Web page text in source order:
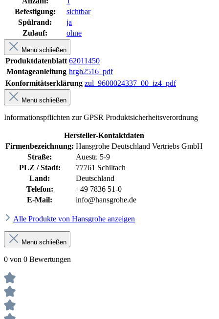
Befestigung:
sichtbar
Spülrand:
ja
Zulauf:
ohne
Menü schließen
Produktdatenblatt 62011450
Montageanleitung hrgh2516_pdf
Konformitätserklärung zul_9600024337_00_iz4_pdf
Menü schließen
Informationspflichten zur GPSR Produktsicherheitsverordnung
Hersteller-Kontaktdaten
Firmenbezeichnung: Hansgrohe Deutschland Vertriebs GmbH
Straße:
Auestr. 5-9
PLZ / Stadt:
77761 Schiltach
Land:
Deutschland
Telefon:
+49 7836 51-0
E-Mail:
info@hansgrohe.de
Alle Produkte von Hansgrohe anzeigen
Menü schließen
0 von 0 Bewertungen